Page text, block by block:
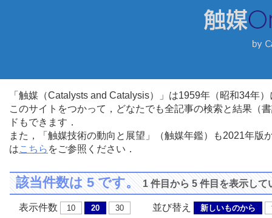
「触媒（Catalysts and Catalysis）」は1959年（昭和34年
このサイトをつかって，どなたでも全記事の検索と結果（
ドもできます．
また，「触媒技術の動向と展望」（触媒年鑑）も2021年
はこちら をご参照ください．
該当件数は 5 です。1 件目から 5 件目を表示して
表示件数 10 20 30 並び替え 新しいものから